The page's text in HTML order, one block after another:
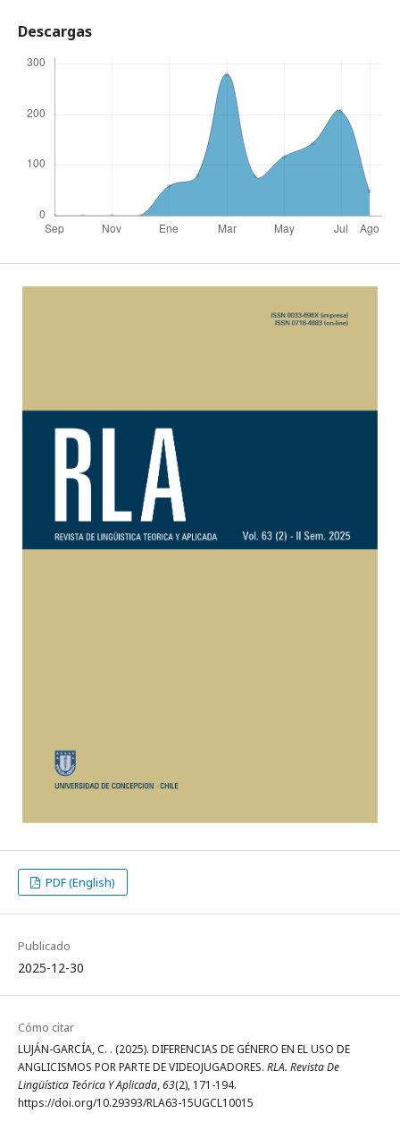
Descargas
PDF (English)
Publicado
2025-12-30
Cómo citar
LUJÁN-GARCÍA, C. . (2025). DIFERENCIAS DE GÉNERO EN EL USO DE
ANGLICISMOS POR PARTE DE VIDEOJUGADORES. RLA. Revista De
Lingüística Teórica Y Aplicada,63(2), 171-194.
https://doi.org/10.29393/RLA63-15UGCL10015